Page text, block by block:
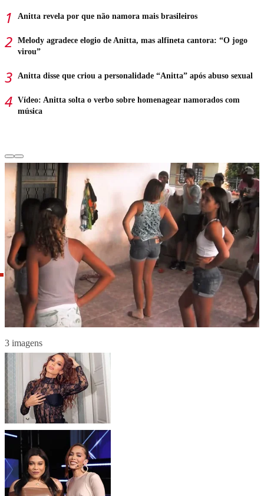
Anitta revela por que não namora mais brasileiros
Melody agradece elogio de Anitta, mas alfineta cantora: “O jogo
virou”
Anitta disse que criou a personalidade “Anitta” após abuso sexual
Vídeo: Anitta solta o verbo sobre homenagear namorados com
música
3 imagens